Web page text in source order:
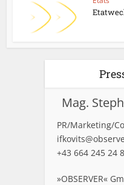
Mag.
PR/Marketing/
+43 664 245 24
»OBSERVER«